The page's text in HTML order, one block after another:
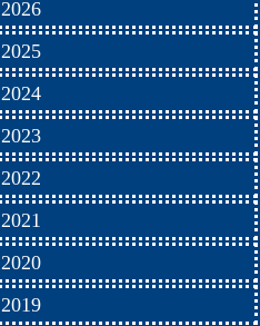
2026
2025
2024
2023
2022
2021
2020
2019